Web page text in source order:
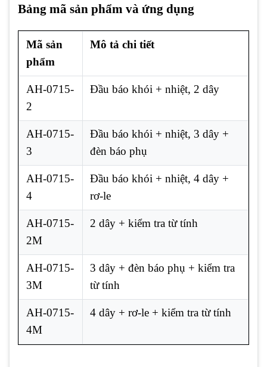
Bảng mã sản phẩm và ứng dụng
Mã sản
phẩm
Mô tả chi tiết
AH-0715-
2
Đầu báo khói + nhiệt, 2 dây
AH-0715-
3
Đầu báo khói + nhiệt, 3 dây +
đèn báo phụ
AH-0715-
4
Đầu báo khói + nhiệt, 4 dây +
rơ-le
AH-0715-
2M
2 dây + kiểm tra từ tính
AH-0715-
3M
3 dây + đèn báo phụ + kiểm tra
từ tính
AH-0715-
4M
4 dây + rơ-le + kiểm tra từ tính